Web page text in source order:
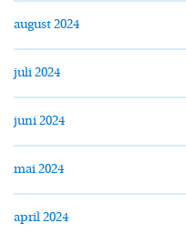
august 2024
juli 2024
juni 2024
mai 2024
april 2024